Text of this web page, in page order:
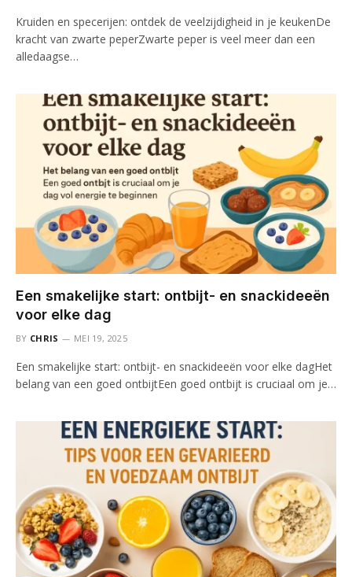
Kruiden en specerijen: ontdek de veelzijdigheid in je keukenDe
kracht van zwarte peperZwarte peper is veel meer dan een
alledaagse…
Een smakelijke start: ontbijt- en snackideeën
voor elke dag
BY CHRIS MEI 19, 2025
Een smakelijke start: ontbijt- en snackideeën voor elke dagHet
belang van een goed ontbijtEen goed ontbijt is cruciaal om je…